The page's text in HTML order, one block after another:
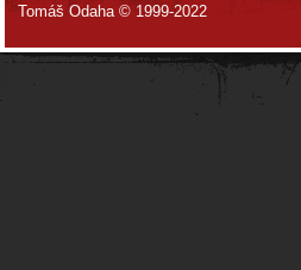
Tomáš Odaha © 1999-2022